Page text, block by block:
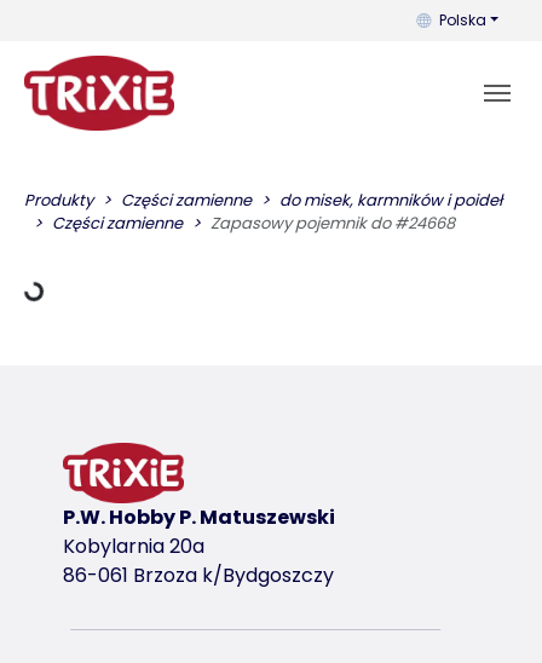
Możesz
Polska
Produkty Części zamienne
do misek, karmników i poideł
Części zamienne
Zapasowy pojemnik do #24668
P.W. Hobby P. Matuszewski
Kobylarnia 20a
86-061 Brzoza k/Bydgoszczy